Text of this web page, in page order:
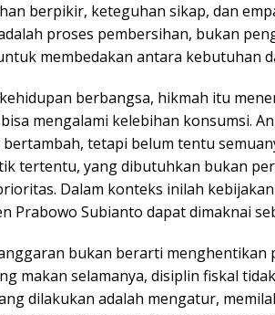
berpikir, keteguhan sikap, dan
proses pembersihan, bukan
membedakan antara kebutuhan
berbangsa, hikmah itu
mengalami kelebihan konsumsi.
tetapi belum tentu
tertentu, yang dibutuhkan bukan
Dalam konteks inilah
Prabowo Subianto dapat dimaknai
bukan berarti menghentikan
makan selamanya, disiplin fiskal
dilakukan adalah mengatur,